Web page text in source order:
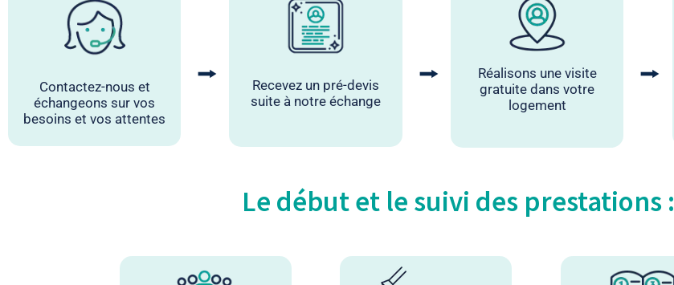
Contactez-nous et
échangeons sur vos
besoins et vos attentes
⭢
Recevez un pré-devis
suite à notre échange
⭢
Réalisons une visite
gratuite dans votre
logement
⭢
Le début et le suivi des prestations :